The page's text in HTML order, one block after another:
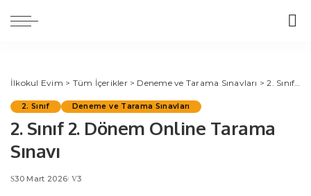
İlkokul Evim > Tüm İçerikler> Deneme ve Tarama Sınavları >2. Sınıf>
2. Sınıf Deneme ve Tarama Sınavları
2. Sınıf 2. Dönem Online Tarama
Sınavı
30 Mart 2026 3